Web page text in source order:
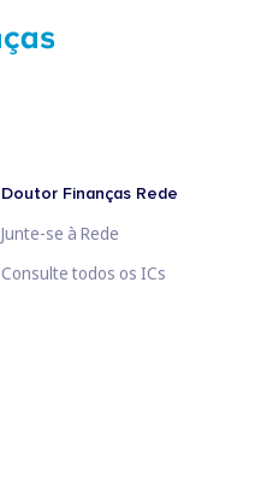
Doutor Finanças Rede
Junte-se à Rede
Consulte todos os ICs